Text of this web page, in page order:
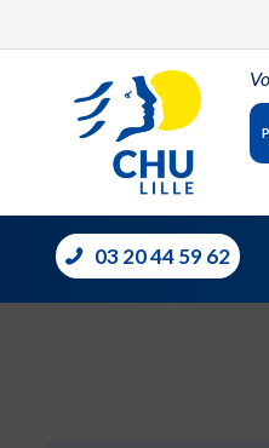
03 20 44 59 62